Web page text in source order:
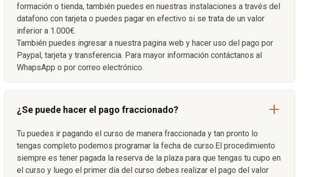
formación o tienda, también puedes en nuestras instalaciones a través del
datafono con tarjeta o puedes pagar en efectivo si se trata de un valor
inferior a 1.000€.
También puedes ingresar a nuestra pagina web y hacer uso del pago por
Paypal, tarjeta y transferencia. Para mayor información contáctanos al
WhapsApp o por correo electrónico.
¿Se puede hacer el pago fraccionado?
Tu puedes ir pagando el curso de manera fraccionada y tan pronto lo
tengas completo podemos programar la fecha de curso.El procedimiento
siempre es tener pagada la reserva de la plaza para que tengas tu cupo en
el curso y luego el primer día del curso debes realizar el pago del valor